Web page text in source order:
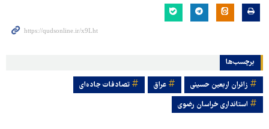
برچسب‌ها
زائران اربعین حسینی عراق
تصادفات جاده‌ای
استانداری خراسان رضوی